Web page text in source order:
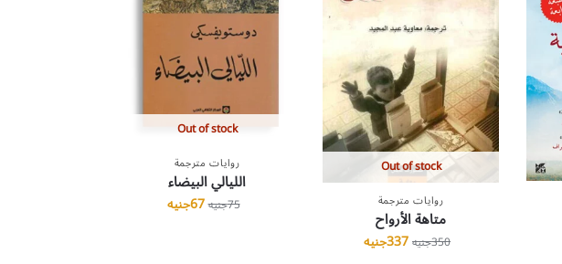
Out of stock
روايات مترجمة
متاهة الأرواح
350جنيه337جنيه
Out of stock
روايات مترجمة
الليالي البيضاء
75جنيه67جنيه